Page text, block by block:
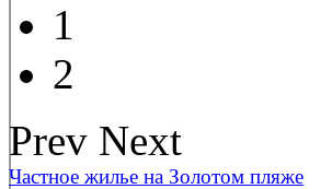
1
2
Prev Next
Частное жилье на Золотом пляже